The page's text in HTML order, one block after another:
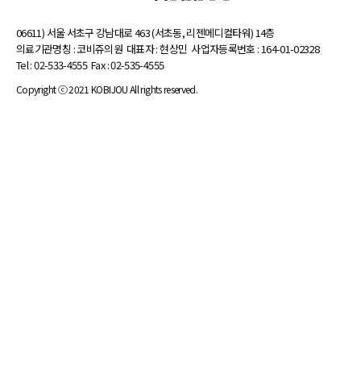
06611) 서울 서초구 강남대로 463 (서초동, 리젠메디컬타워) 14층
의료기관명칭 : 코비쥬의원 대표자 : 현상민 사업자등록번호 : 164-01-02328
Tel : 02-533-4555 Fax : 02-535-4555
Copyright ⓒ 2021 KOBIJOU All rights reserved.